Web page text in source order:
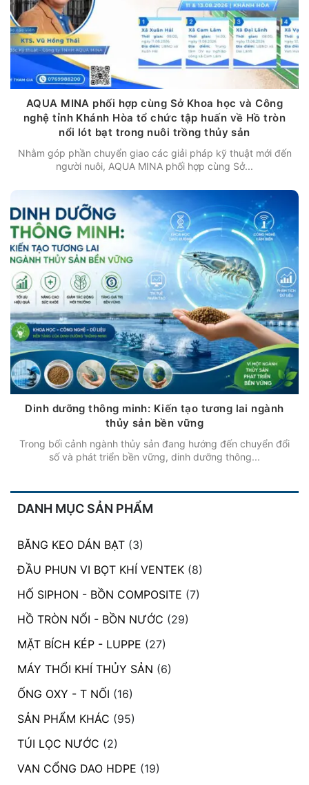
AQUA MINA phối hợp cùng Sở Khoa học và Công
nghệ tỉnh Khánh Hòa tổ chức tập huấn về Hồ tròn
nổi lót bạt trong nuôi trồng thủy sản
Nhằm góp phần chuyển giao các giải pháp kỹ thuật mới đến
người nuôi, AQUA MINA phối hợp cùng Sở...
Dinh dưỡng thông minh: Kiến tạo tương lai ngành
thủy sản bền vững
Trong bối cảnh ngành thủy sản đang hướng đến chuyển đổi
số và phát triển bền vững, dinh dưỡng thông...
DANH MỤC SẢN PHẨM
BĂNG KEO DÁN BẠT (3)
ĐẦU PHUN VI BỌT KHÍ VENTEK (8)
HỐ SIPHON - BỒN COMPOSITE (7)
HỒ TRÒN NỔI - BỒN NƯỚC (29)
MẶT BÍCH KÉP - LUPPE (27)
MÁY THỔI KHÍ THỦY SẢN (6)
ỐNG OXY - T NỐI (16)
SẢN PHẨM KHÁC (95)
TÚI LỌC NƯỚC (2)
VAN CỔNG DAO HDPE (19)